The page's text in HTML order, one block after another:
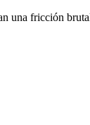
una fricción